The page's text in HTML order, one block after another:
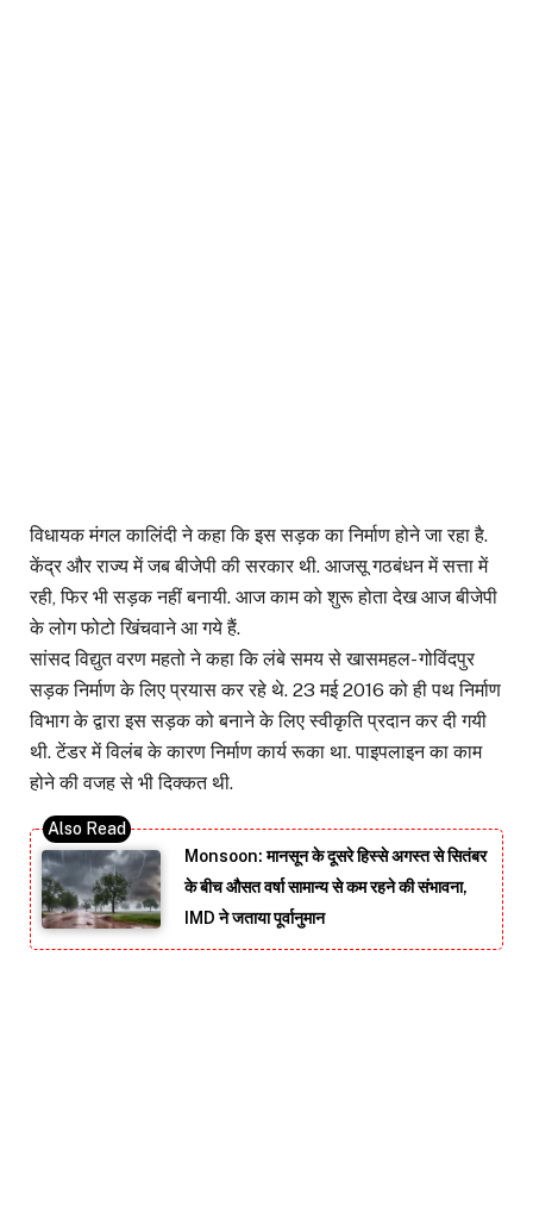
विधायक मंगल कालिंदी ने कहा कि इस सड़क का निर्माण होने जा रहा है.
केंद्र और राज्य में जब बीजेपी की सरकार थी. आजसू गठबंधन में सत्ता में
रही, फिर भी सड़क नहीं बनायी. आज काम को शुरू होता देख आज बीजेपी
के लोग फोटो खिंचवाने आ गये हैं.
सांसद विद्युत वरण महतो ने कहा कि लंबे समय से खासमहल- गोविंदपुर
सड़क निर्माण के लिए प्रयास कर रहे थे. 23 मई 2016 को ही पथ निर्माण
विभाग के द्वारा इस सड़क को बनाने के लिए स्वीकृति प्रदान कर दी गयी
थी. टेंडर में विलंब के कारण निर्माण कार्य रूका था. पाइपलाइन का काम
होने की वजह से भी दिक्कत थी.
Monsoon: मानसून के दूसरे हिस्से अगस्त से सितंबर
के बीच औसत वर्षा सामान्य से कम रहने की संभावना,
IMD ने जताया पूर्वानुमान